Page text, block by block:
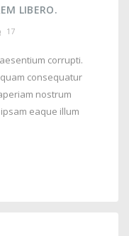
LIBERO.
17
corrupti.
consequatur
nostrum
eaque illum